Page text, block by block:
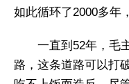
如此循环了2000多年
一直到52年，毛
路，这条道路可以打